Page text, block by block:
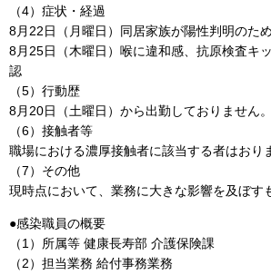
（4）症状・経過
8月22日（月曜日）同居家族が陽性判明のた
8月25日（木曜日）喉に違和感、抗原検査キ
認
（5）行動歴
8月20日（土曜日）から出勤しておりません。
（6）接触者等
職場における濃厚接触者に該当する者はおり
（7）その他
現時点において、業務に大きな影響を及ぼす
●感染職員の概要
（1）所属等 健康長寿部 介護保険課
（2）担当業務 給付事務業務